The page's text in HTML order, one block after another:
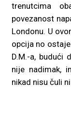
trenutcima
povezanost
Londonu. U
opcija no
D.M.-a, budući
nije nadimak,
nikad nisu čuli